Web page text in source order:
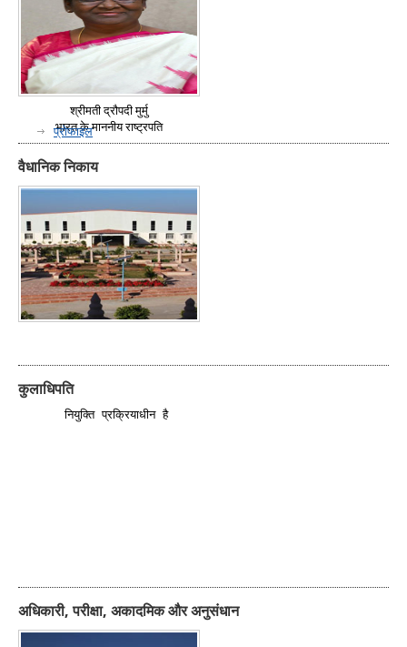
श्रीमती द्रौपदी मुर्मु
भारत के माननीय राष्ट्रपति
प्रोफाइल
वैधानिक निकाय
कुलाधिपति
  नियुक्ति प्रक्रियाधीन है
अधिकारी, परीक्षा, अकादमिक और अनुसंधान